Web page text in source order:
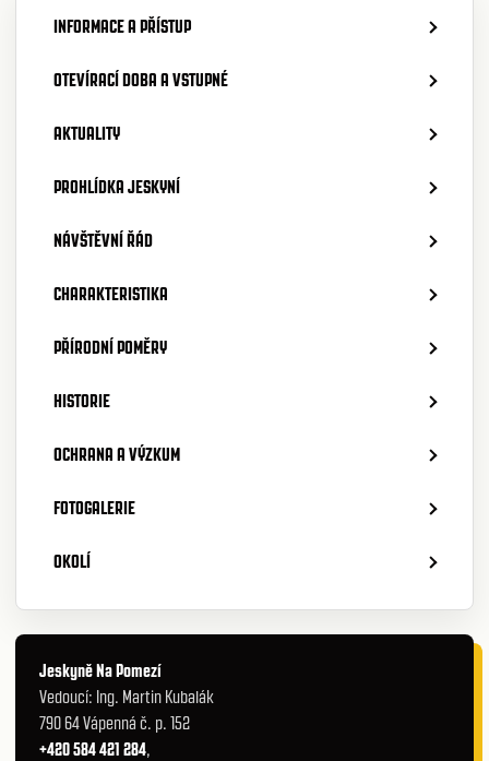
INFORMACE A PŘÍSTUP
OTEVÍRACÍ DOBA A VSTUPNÉ
AKTUALITY
PROHLÍDKA JESKYNÍ
NÁVŠTĚVNÍ ŘÁD
CHARAKTERISTIKA
PŘÍRODNÍ POMĚRY
HISTORIE
OCHRANA A VÝZKUM
FOTOGALERIE
OKOLÍ
Jeskyně Na Pomezí
Vedoucí: Ing. Martin Kubalák
790 64 Vápenná č. p. 152
+420 584 421 284,